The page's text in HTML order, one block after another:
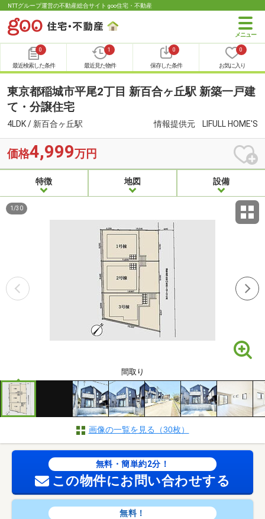
NTTグループ運営の不動産総合サイト goo住宅・不動産
0
最近検索した条件
1
最近見た物件
0
保存した条件
0
お気に入り
東京都稲城市平尾2丁目 新百合ヶ丘駅 新築一戸建
て・分譲住宅
4LDK / 新百合ヶ丘駅 情報提供元 LIFULL HOME'S
価格4,999万円
特徴 地図 設備
間取り
1 /30
画像の一覧を見る（30枚）
無料・簡単約2分！
この物件にお問い合わせする
無料！